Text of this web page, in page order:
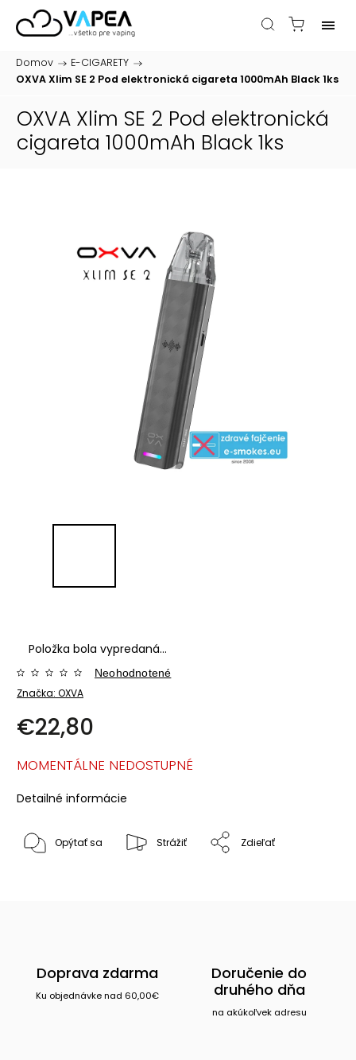
Domov / E-CIGARETY /
OXVA Xlim SE 2 Pod elektronická cigareta 1000mAh Black 1ks
OXVA Xlim SE 2 Pod elektronická
cigareta 1000mAh Black 1ks
Položka bola vypredaná…
Značka: OXVA
Neohodnotené
€22,80
MOMENTÁLNE NEDOSTUPNÉ
Detailné informácie
Opýtať sa Strážiť Zdieľať
Doprava zdarma
Ku objednávke nad 60,00€
Doručenie do
druhého dňa
na akúkoľvek adresu